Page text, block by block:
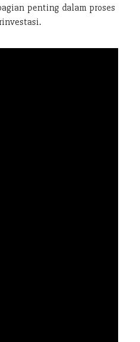
penting dalam proses